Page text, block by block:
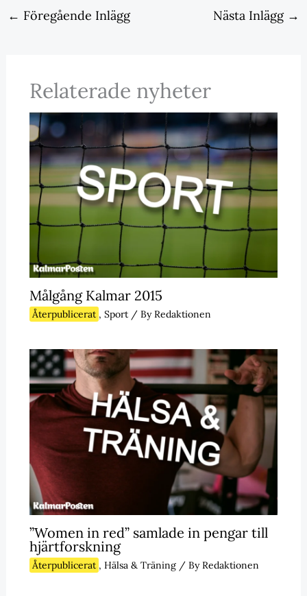
← Föregående Inlägg Nästa Inlägg →
Relaterade nyheter
Målgång Kalmar 2015
Återpublicerat , Sport/ ByRedaktionen
”Women in red” samlade in pengar till
hjärtforskning
Återpublicerat , Hälsa & Träning/ ByRedaktionen